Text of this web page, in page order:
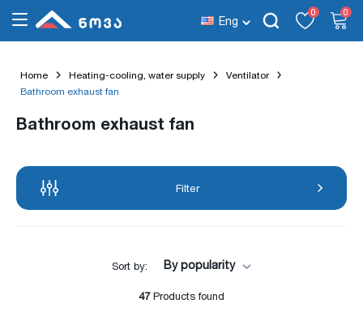
Eng
0 0
Home Heating-cooling, water supply
Ventilator
Bathroom exhaust fan
Bathroom exhaust fan
Filter
Sort by: By popularity
47Products found